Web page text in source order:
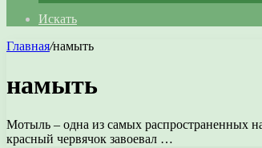
Искать
Главная/намыть
намыть
Мотыль – одна из самых распространенных
красный червячок завоевал …